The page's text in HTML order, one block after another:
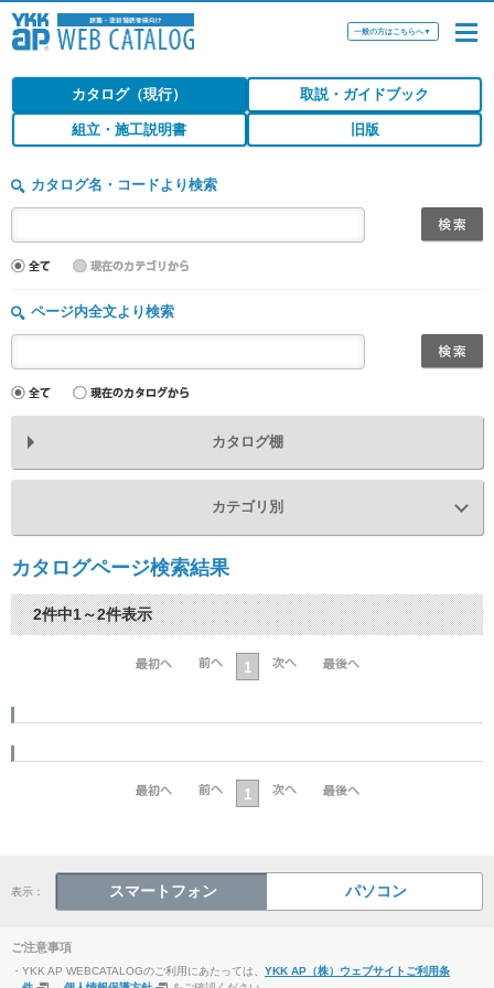
一般の方はこちらへ▼
カタログ（現行） 取説・ガイドブック
組立・施工説明書 旧版
カタログ名・コードより検索
ページ内全文より検索
カタログ棚
カテゴリ別
カタログページ検索結果
2件中1～2件表示
1
1
表示： スマートフォン パソコン
ご注意事項
・YKK AP WEBCATALOGのご利用にあたっては、 YKK AP（株）ウェブサイトご利用条